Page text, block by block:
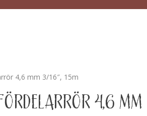
4,6 mm 3/16″, 15m
4,6